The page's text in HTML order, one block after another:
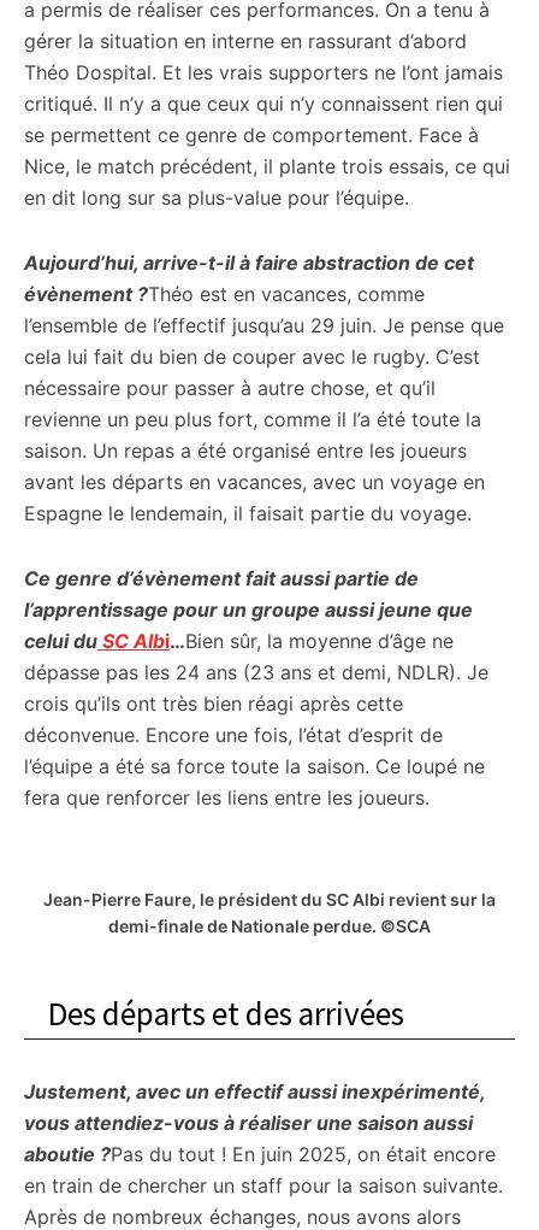
a permis de réaliser ces performances. On a tenu à
gérer la situation en interne en rassurant d’abord
Théo Dospital. Et les vrais supporters ne l’ont jamais
critiqué. Il n’y a que ceux qui n’y connaissent rien qui
se permettent ce genre de comportement. Face à
Nice, le match précédent, il plante trois essais, ce qui
en dit long sur sa plus-value pour l’équipe.
Aujourd’hui, arrive-t-il à faire abstraction de cet
évènement ?Théo est en vacances, comme
l’ensemble de l’effectif jusqu’au 29 juin. Je pense que
cela lui fait du bien de couper avec le rugby. C’est
nécessaire pour passer à autre chose, et qu’il
revienne un peu plus fort, comme il l’a été toute la
saison. Un repas a été organisé entre les joueurs
avant les départs en vacances, avec un voyage en
Espagne le lendemain, il faisait partie du voyage.
Ce genre d’évènement fait aussi partie de
l’apprentissage pour un groupe aussi jeune que
celui du SC Albi…Bien sûr, la moyenne d’âge ne
dépasse pas les 24 ans (23 ans et demi, NDLR). Je
crois qu’ils ont très bien réagi après cette
déconvenue. Encore une fois, l’état d’esprit de
l’équipe a été sa force toute la saison. Ce loupé ne
fera que renforcer les liens entre les joueurs.
Jean-Pierre Faure, le président du SC Albi revient sur la
demi-finale de Nationale perdue. ©SCA
Des départs et des arrivées
Justement, avec un effectif aussi inexpérimenté,
vous attendiez-vous à réaliser une saison aussi
aboutie ?Pas du tout ! En juin 2025, on était encore
en train de chercher un staff pour la saison suivante.
Après de nombreux échanges, nous avons alors